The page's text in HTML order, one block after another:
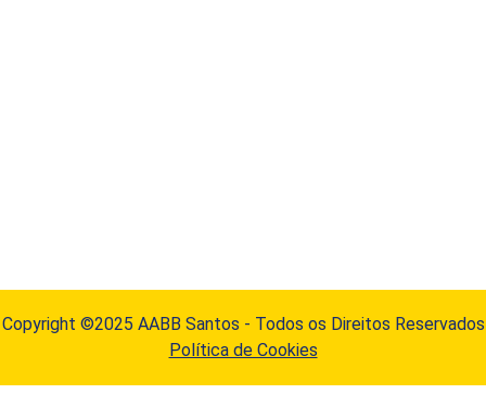
Copyright ©2025 AABB Santos - Todos os Direitos Reservados
Política de Cookies